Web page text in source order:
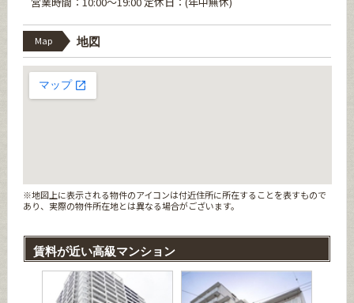
Map 地図
※地図上に表示される物件のアイコンは付近住所に所在することを表すもので
あり、実際の物件所在地とは異なる場合がございます。
賃料が近い高級マンション